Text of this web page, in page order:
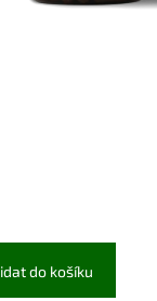
do košíku